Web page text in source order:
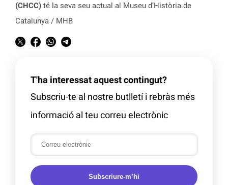
(CHCC) té la seva seu actual al Museu d’Història de
Catalunya / MHB
T'ha interessat aquest contingut?
Subscriu-te al nostre butlletí i rebràs més
informació al teu correu electrònic
Subscriure-m’hi